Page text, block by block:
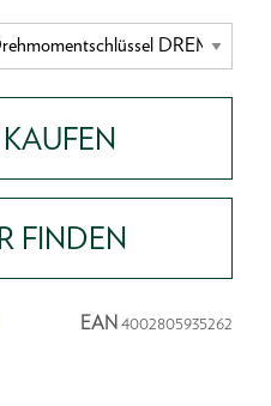
FINDEN
EAN 4002805935262